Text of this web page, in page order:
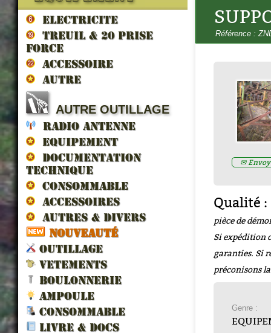
ELECTRICITE
TREUIL & 20 prise
force
ACCESSOIRE
AUTRE
AUTRE OUTILLAGE
RADIO ANTENNE
EQUIPEMENT
DOCUMENTATION
TECHNIQUE
CONSOMMABLE
ACCESSOIRES
AUTRES & DIVERS
NOUVEAUTÉ
OUTILLAGE
VETEMENTS
BOULONNERIE
AMPOULE
CONSOMMABLE
LIVRE & DOCS
Référence :
✉
Qualité :
pièce de
Si expédition
garanties. Si
préconisons
Genre :
LES VEHICULES ALLIES DE
LIBERATION par francois
Prix : 16.67€ HT